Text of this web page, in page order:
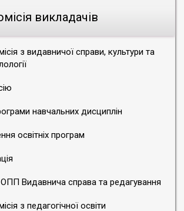
викладачів
з видавничої справи, культури та
навчальних дисциплін
освітніх програм
Видавнича справа та редагування
з педагогічної освіти